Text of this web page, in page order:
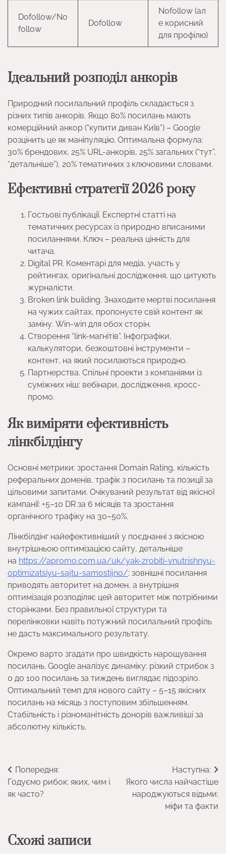
Dofollow/No
follow
Dofollow
Nofollow (ал
е корисний
для профілю)
Ідеальний розподіл анкорів
Природний посилальний профіль складається з
різних типів анкорів. Якщо 80% посилань мають
комерційний анкор (“купити диван Київ”) – Google
розцінить це як маніпуляцію. Оптимальна формула:
30% брендових, 25% URL-анкорів, 25% загальних (“тут”,
“детальніше”), 20% тематичних з ключовими словами.
Ефективні стратегії 2026 року
Гостьові публікації. Експертні статті на
тематичних ресурсах із природно вписаними
посиланнями. Ключ – реальна цінність для
читача.
Digital PR. Коментарі для медіа, участь у
рейтингах, оригінальні дослідження, що цитують
журналісти.
Broken link building. Знаходите мертві посилання
на чужих сайтах, пропонуєте свій контент як
заміну. Win-win для обох сторін.
Створення “link-магнітів”. Інфографіки,
калькулятори, безкоштовні інструменти –
контент, на який посилаються природно.
Партнерства. Спільні проекти з компаніями із
суміжних ніш: вебінари, дослідження, кросс-
промо.
Як виміряти ефективність
лінкбілдінгу
Основні метрики: зростання Domain Rating, кількість
реферальних доменів, трафік з посилань та позиції за
цільовими запитами. Очікуваний результат від якісної
кампанії: +5–10 DR за 6 місяців та зростання
органічного трафіку на 30–50%.
Лінкбілдінг найефективніший у поєднанні з якісною
внутрішньою оптимізацією сайту, детальніше
на https://apromo.com.ua/uk/yak-zrobiti-vnutrishnyu-
optimizatsiyu-sajtu-samostijno/: зовнішні посилання
приводять авторитет на домен, а внутрішня
оптимізація розподіляє цей авторитет між потрібними
сторінками. Без правильної структури та
перелінковки навіть потужний посилальний профіль
не дасть максимального результату.
Окремо варто згадати про швидкість нарощування
посилань. Google аналізує динаміку: різкий стрибок з
0 до 100 посилань за тиждень виглядає підозріло.
Оптимальний темп для нового сайту – 5–15 якісних
посилань на місяць з поступовим збільшенням.
Стабільність і різноманітність донорів важливіші за
абсолютну кількість.
Навігація
записів
Попередня:
Годуємо рибок: яких, чим і
як часто?
Наступна:
Якого числа найчастіше
народжуються відьми:
міфи та факти
Схожі записи